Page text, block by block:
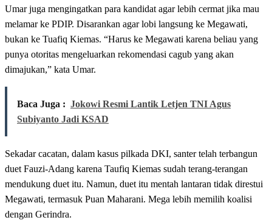
Umar juga mengingatkan para kandidat agar lebih cermat jika mau
melamar ke PDIP. Disarankan agar lobi langsung ke Megawati,
bukan ke Tuafiq Kiemas. “Harus ke Megawati karena beliau yang
punya otoritas mengeluarkan rekomendasi cagub yang akan
dimajukan,” kata Umar.
Baca Juga : Jokowi Resmi Lantik Letjen TNI Agus
Subiyanto Jadi KSAD
Sekadar cacatan, dalam kasus pilkada DKI, santer telah terbangun
duet Fauzi-Adang karena Taufiq Kiemas sudah terang-terangan
mendukung duet itu. Namun, duet itu mentah lantaran tidak direstui
Megawati, termasuk Puan Maharani. Mega lebih memilih koalisi
dengan Gerindra.